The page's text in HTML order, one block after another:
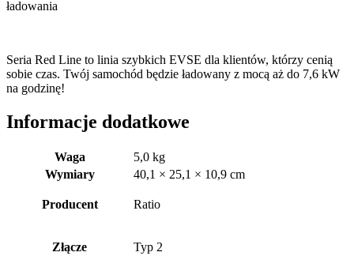
ładowania
Seria Red Line to linia szybkich EVSE dla klientów, którzy cenią
sobie czas. Twój samochód będzie ładowany z mocą aż do 7,6 kW
na godzinę!
Informacje dodatkowe
Waga
5,0 kg
Wymiary
40,1 × 25,1 × 10,9 cm
Producent Ratio
Złącze Typ 2